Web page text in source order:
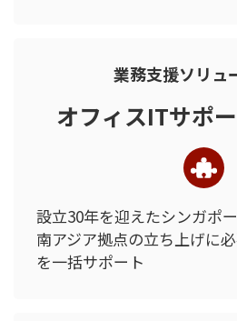
業務支援ソリュ
オフィスITサポ
設立30年を迎えたシンガポ
南アジア拠点の立ち上げに
を一括サポート